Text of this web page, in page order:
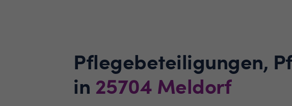
Pflegebeteiligungen,
in 25704 Meldorf